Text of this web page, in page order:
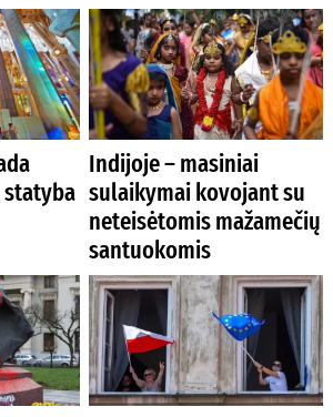
statyba
Indijoje – masiniai
sulaikymai kovojant su
neteisėtomis mažamečių
santuokomis